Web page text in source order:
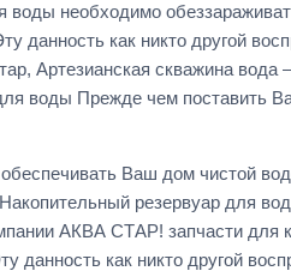
необходимо
данность как никто другой
Артезианская скважина вода
воды Прежде чем поставить
Ваш дом чистой
резервуар для
АКВА СТАР! запчасти для
данность как никто другой